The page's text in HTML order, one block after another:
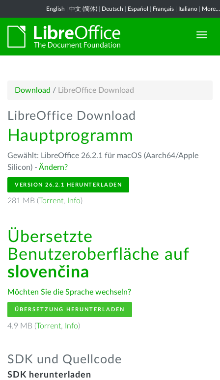
English 中文 (简体) Deutsch Español Français Italiano More...
Download / LibreOffice Download
LibreOffice Download
Hauptprogramm
Gewählt: LibreOffice 26.2.1 für macOS (Aarch64/Apple
Silicon) - Ändern?
VERSION 26.2.1 HERUNTERLADEN
281 MB (Torrent, Info)
Übersetzte
Benutzeroberfläche auf
slovenčina
Möchten Sie die Sprache wechseln?
ÜBERSETZUNG HERUNTERLADEN
4.9 MB (Torrent, Info)
SDK und Quellcode
SDK herunterladen